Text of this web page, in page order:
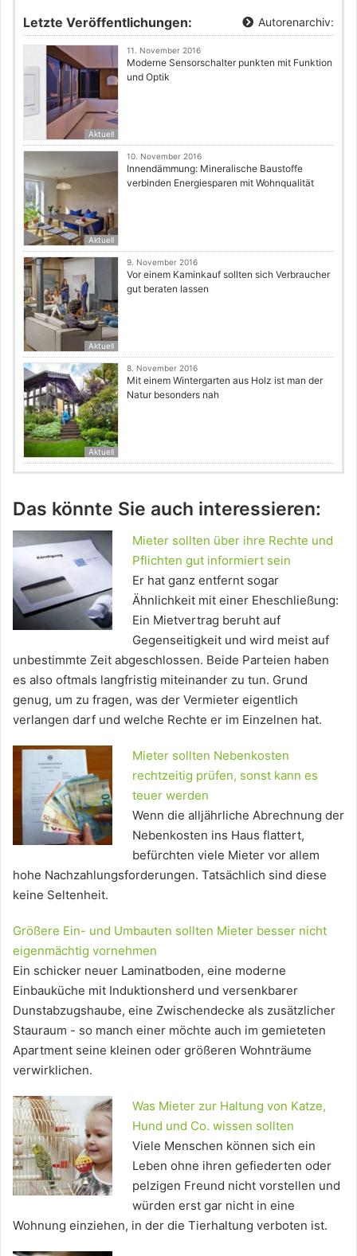
Letzte Veröffentlichungen: Autorenarchiv:
Aktuell
11. November 2016
Moderne Sensorschalter punkten mit Funktion
und Optik
Aktuell
10. November 2016
Innendämmung: Mineralische Baustoffe
verbinden Energiesparen mit Wohnqualität
Aktuell
9. November 2016
Vor einem Kaminkauf sollten sich Verbraucher
gut beraten lassen
Aktuell
8. November 2016
Mit einem Wintergarten aus Holz ist man der
Natur besonders nah
Das könnte Sie auch interessieren:
Mieter sollten über ihre Rechte und
Pflichten gut informiert sein
Er hat ganz entfernt sogar
Ähnlichkeit mit einer Eheschließung:
Ein Mietvertrag beruht auf
Gegenseitigkeit und wird meist auf
unbestimmte Zeit abgeschlossen. Beide Parteien haben
es also oftmals langfristig miteinander zu tun. Grund
genug, um zu fragen, was der Vermieter eigentlich
verlangen darf und welche Rechte er im Einzelnen hat.
Mieter sollten Nebenkosten
rechtzeitig prüfen, sonst kann es
teuer werden
Wenn die alljährliche Abrechnung der
Nebenkosten ins Haus flattert,
befürchten viele Mieter vor allem
hohe Nachzahlungsforderungen. Tatsächlich sind diese
keine Seltenheit.
Größere Ein- und Umbauten sollten Mieter besser nicht
eigenmächtig vornehmen
Ein schicker neuer Laminatboden, eine moderne
Einbauküche mit Induktionsherd und versenkbarer
Dunstabzugshaube, eine Zwischendecke als zusätzlicher
Stauraum - so manch einer möchte auch im gemieteten
Apartment seine kleinen oder größeren Wohnträume
verwirklichen.
Was Mieter zur Haltung von Katze,
Hund und Co. wissen sollten
Viele Menschen können sich ein
Leben ohne ihren gefiederten oder
pelzigen Freund nicht vorstellen und
würden erst gar nicht in eine
Wohnung einziehen, in der die Tierhaltung verboten ist.